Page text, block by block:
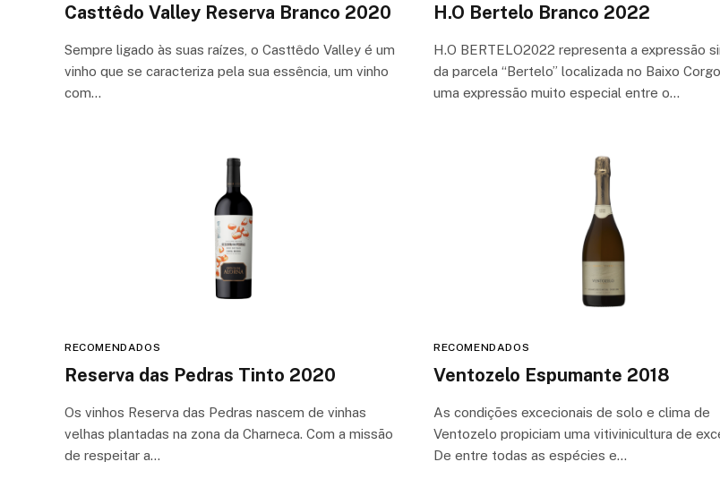
Casttêdo Valley Reserva Branco 2020
Sempre ligado às suas raízes, o Casttêdo Valley é um
vinho que se caracteriza pela sua essência, um vinho
com…
H.O Bertelo Branco 2022
H.O BERTELO2022 representa a expressão
da parcela “Bertelo” localizada no Baixo
uma expressão muito especial entre o…
RECOMENDADOS
Reserva das Pedras Tinto 2020
Os vinhos Reserva das Pedras nascem de vinhas
velhas plantadas na zona da Charneca. Com a missão
de respeitar a…
RECOMENDADOS
Ventozelo Espumante 2018
As condições excecionais de solo e clima de
Ventozelo propiciam uma vitivinicultura de
De entre todas as espécies e…